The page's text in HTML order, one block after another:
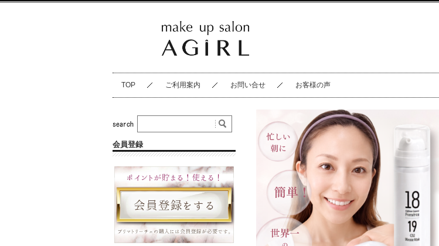
TOP ご利用案内 お問い合せ お客様の声
会員登録